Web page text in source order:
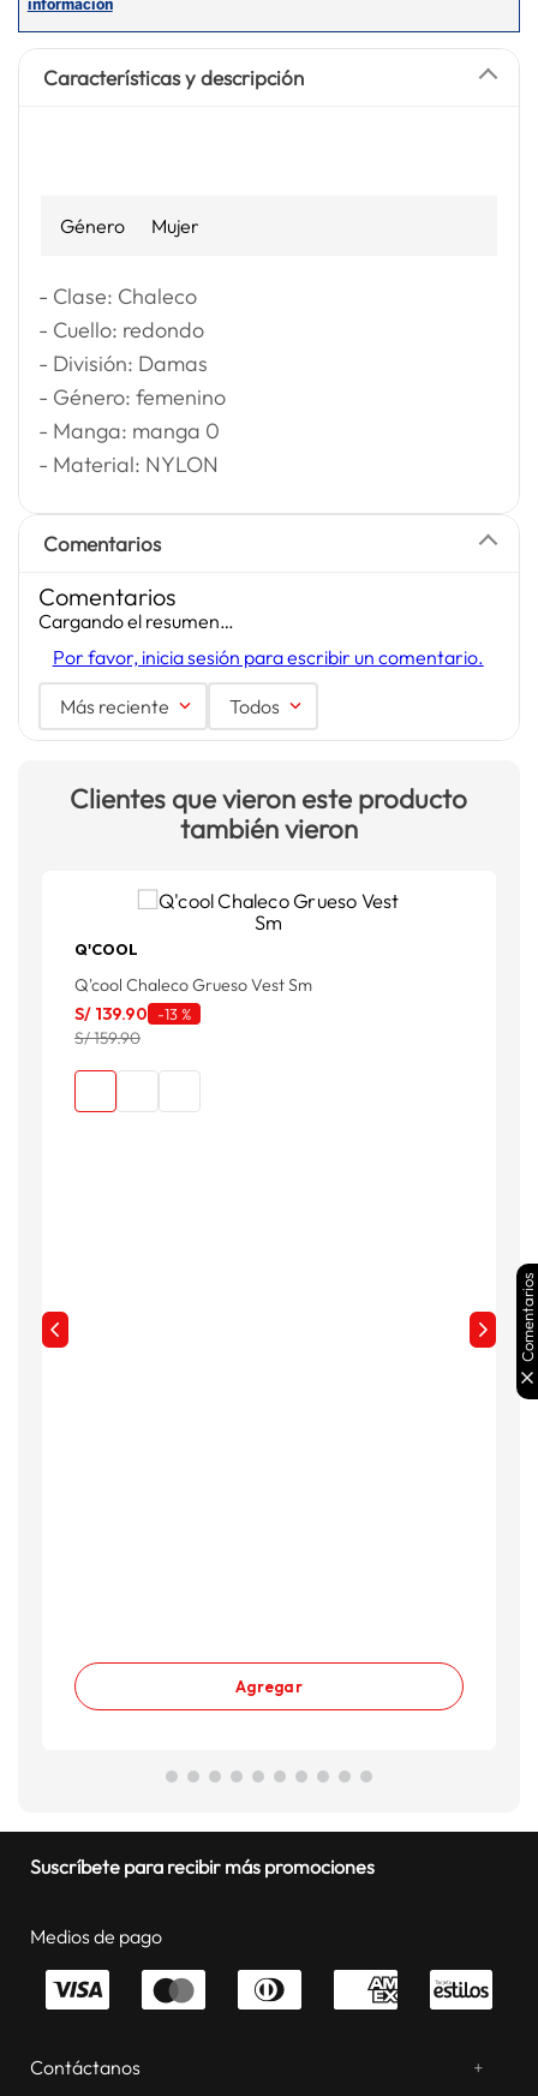
Características y descripción
Género Mujer
- Clase: Chaleco
- Cuello: redondo
- División: Damas
- Género: femenino
- Manga: manga 0
- Material: NYLON
Comentarios
Comentarios
Cargando el resumen…
Por favor, inicia sesión para escribir un comentario.
Más reciente Todos
Clientes que vieron este producto
también vieron
Q'COOL
Q'cool Chaleco Grueso Vest Sm
S/ 139.90 -13 %
S/ 159.90
Agregar
Suscríbete para recibir más promociones
Medios de pago
Contáctanos +
Comentarios